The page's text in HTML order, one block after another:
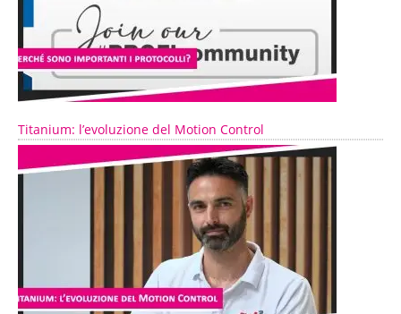
Titanium: l’evoluzione del Motion Control